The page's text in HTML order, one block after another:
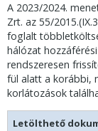
A 2023/2024.
Zrt. az 55/
foglalt
hálózat
rendszeresen
fül alatt a korábbi,
korlátozások
Letölthető